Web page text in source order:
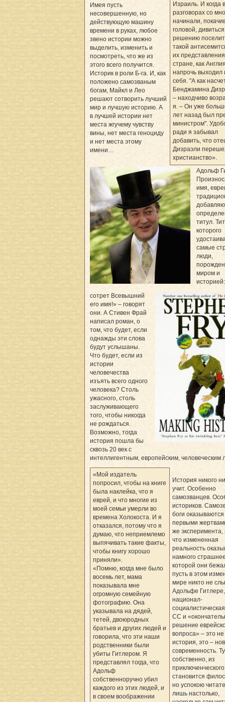
Израиль. И когда в
разговорах со
начинали,
головой,
решению
такой
их
стране, как
напрочь выходил
себя. "А как
Бенджамина
– находчиво
я. – Он уже
лет назад был
министром".
ради я забывал
добавить, что
Дизраэли
христианство».
Имея пусть
несовершенную, но
действующую машину
времени в руках, любое
звено истории можно
выделить, изменить и
посмотреть, что же из
этого всего получится.
Историк в роли Б-га. И, как
положено самозваным
богам, Майкл и Лео
решают сотворить лучший
мир и лучшую историю. А
в лучшей истории нет
места жгучему чувству
вины, нет места геноциду
и нет места этому
имени…
Адольф
имя,
титул.
которого
самые
люди,
миром и
сотрет Всевышний
его имя!» – говорят
они. А Стивен Фрай
написал роман, о
том, что будет, если
однажды эти слова
будут услышаны.
Что будет, если из
истории
человечества
изъять всего одного
человека? Столь
ужасного, столь
заслуживающего
того, чтобы никогда
не рождаться.
Возможно, тогда
история пошла бы
сквозь 20 век с
интеллигентным, европейским,
«Мой издатель
попросил, чтобы на книге
была наклейка, что я
еврей, и что многие из
моей семьи умерли во
времена Холокоста. И я
отказался, потому что я
думаю, что неприемлемо
выпячивать такие факты,
чтобы книгу хорошо
приняли».
«Помню, когда мне было
восемь лет, мама
показывала мне
огромную семейную
фотографию. Она
указывала на дядей,
тетей, двоюродных
братьев и других людей и
говорила, что эти наши
родственники были
убиты Гитлером. Я
представлял тогда, что
Адольф
собственноручно убил
каждого из этих людей, и
в своем воображении
История никого
учит. Особенно
самозванцев.
историков.
боги оказываются
первыми
же эксперимента,
что измененная
реальность
намного
которой они
пусть в этом
мире никто не
Адольфе
национал-
СС и
решение
вопроса» – это
история, это –
современность.
собственно, из
становится
но успокою
лишь настолько,